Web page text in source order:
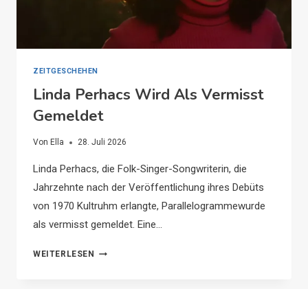
ZEITGESCHEHEN
Linda Perhacs Wird Als Vermisst
Gemeldet
Von Ella 28. Juli 2026
Linda Perhacs, die Folk-Singer-Songwriterin, die
Jahrzehnte nach der Veröffentlichung ihres Debüts
von 1970 Kultruhm erlangte, Parallelogrammewurde
als vermisst gemeldet. Eine…
WEITERLESEN
LINDA